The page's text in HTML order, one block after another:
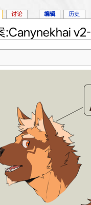
:Canynekhai
讨论 编辑 历史